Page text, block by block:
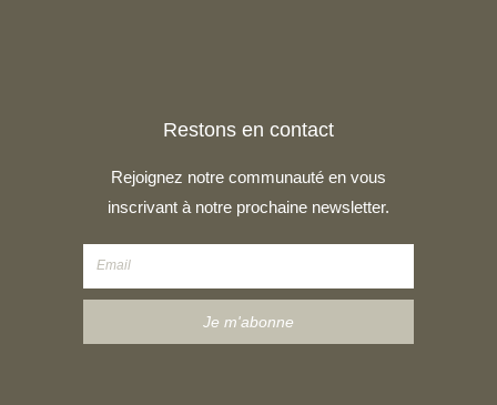
Restons en contact
Rejoignez notre communauté en vous
inscrivant à notre prochaine newsletter.
Je m'abonne